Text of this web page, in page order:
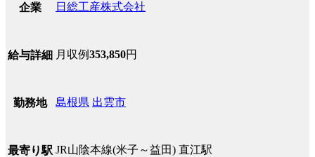
企業 日総工産株式会社
給与詳細 月収例353,850円
勤務地 島根県 出雲市
最寄り駅 JR山陰本線(米子～益田) 直江駅